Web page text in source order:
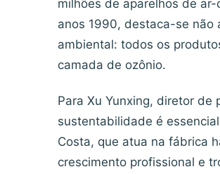
milhões de aparelhos de
anos 1990, destaca-se não
ambiental: todos os
camada de ozônio.
Para Xu Yunxing, diretor de
sustentabilidade é
Costa, que atua na fábrica
crescimento profissional e